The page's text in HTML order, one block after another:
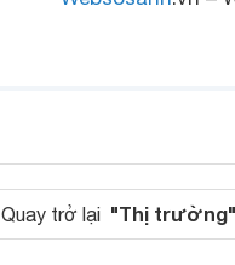
Quay trở lại "Thị trường"